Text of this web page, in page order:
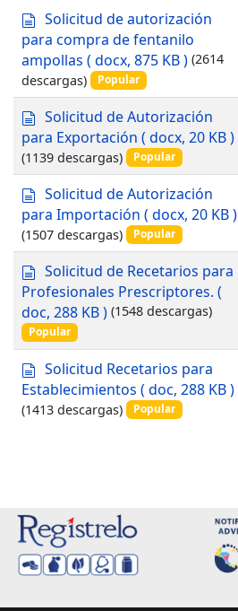
n
t
o
d
o
c
u
m
n
t
o
Solicitud de autorización
para compra de fentanilo
ampollas ( docx, 875 KB ) (2614
descargas)
Popular
d
o
c
u
m
e
n
t
o
Solicitud de Autorización
para Exportación ( docx, 20 KB )
(1139 descargas) Popular
d
o
c
u
m
e
n
t
o
Solicitud de Autorización
para Importación ( docx, 20 KB )
(1507 descargas) Popular
d
o
c
u
m
n
t
o
Solicitud de Recetarios para
Profesionales Prescriptores. (
doc, 288 KB ) (1548 descargas)
Popular
d
o
c
u
Solicitud Recetarios para
Establecimientos ( doc, 288 KB )
(1413 descargas) Popular